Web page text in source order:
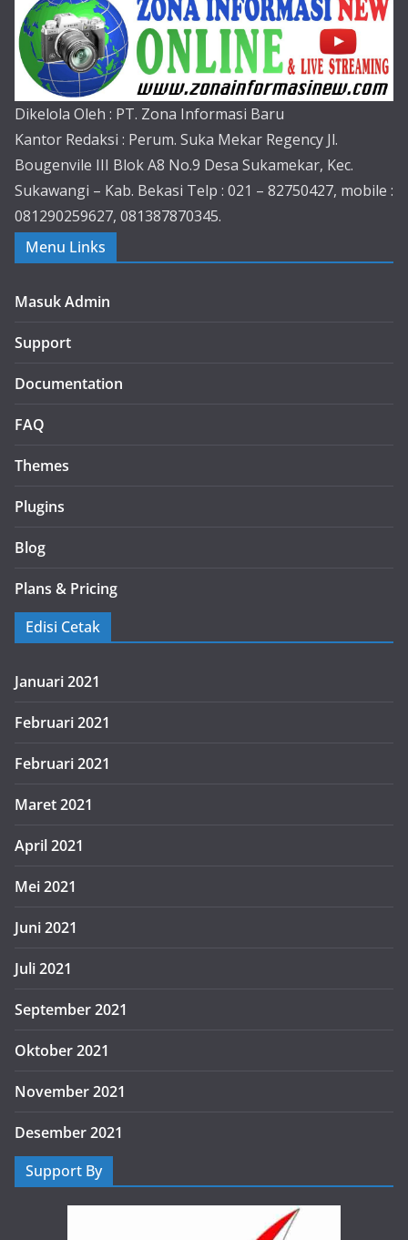
Dikelola Oleh : PT. Zona Informasi Baru
Kantor Redaksi : Perum. Suka Mekar Regency Jl.
Bougenvile III Blok A8 No.9 Desa Sukamekar, Kec.
Sukawangi – Kab. Bekasi Telp : 021 – 82750427, mobile :
081290259627, 081387870345.
Menu Links
Masuk Admin
Support
Documentation
FAQ
Themes
Plugins
Blog
Plans & Pricing
Edisi Cetak
Januari 2021
Februari 2021
Februari 2021
Maret 2021
April 2021
Mei 2021
Juni 2021
Juli 2021
September 2021
Oktober 2021
November 2021
Desember 2021
Support By